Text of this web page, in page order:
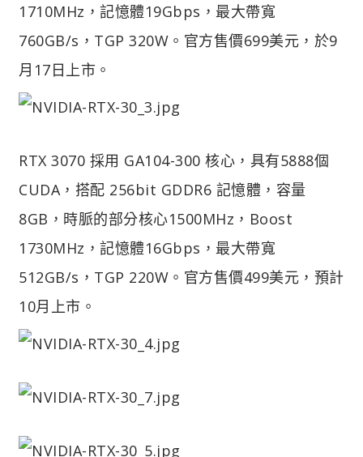
1710MHz，記憶體19Gbps，最大帶寬
760GB/s，TGP 320W。官方售價699美元，於9
月17日上市。
RTX 3070 採用 GA104-300 核心，具有5888個
CUDA，搭配 256bit GDDR6 記憶體，容量
8GB，時脈的部分核心1500MHz，Boost
1730MHz，記憶體16Gbps，最大帶寬
512GB/s，TGP 220W。官方售價499美元，預計
10月上市。